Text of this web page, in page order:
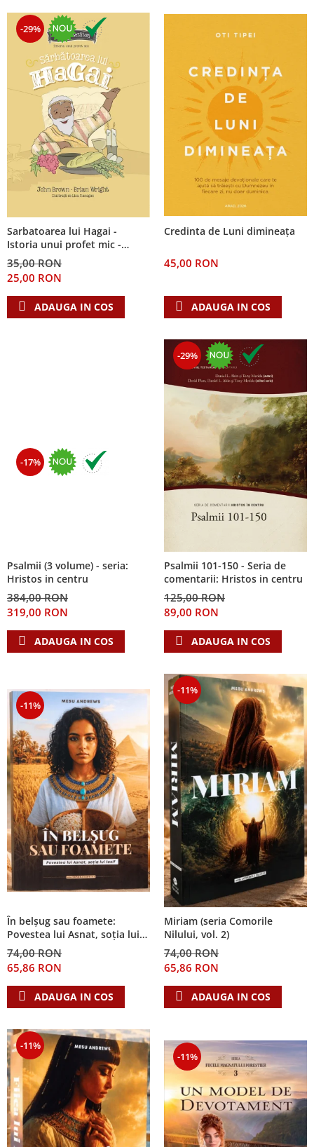
-29%
Sarbatoarea lui Hagai -
Istoria unui profet mic -
Seria: Cei 12 cutezatori
35,00 RON
25,00 RON
ADAUGA IN COS
Credinta de Luni dimineața
45,00 RON
ADAUGA IN COS
-17%
Psalmii (3 volume) - seria:
Hristos in centru
384,00 RON
319,00 RON
ADAUGA IN COS
-29%
Psalmii 101-150 - Seria de
comentarii: Hristos in centru
125,00 RON
89,00 RON
ADAUGA IN COS
-11%
În belșug sau foamete:
Povestea lui Asnat, soția lui
Iosif (Seria Cronicile Egiptului,
vol. 2)
74,00 RON
65,86 RON
ADAUGA IN COS
-11%
Miriam (seria Comorile
Nilului, vol. 2)
74,00 RON
65,86 RON
ADAUGA IN COS
-11%
-11%